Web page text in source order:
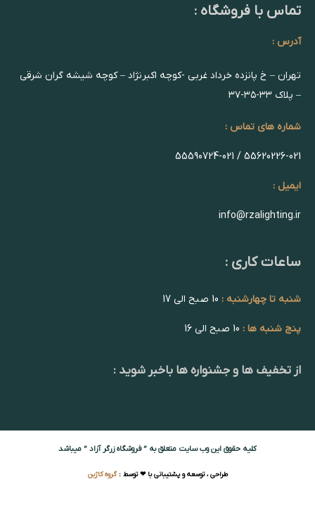
تماس با فروشگاه :
آدرس :
تهران – خ پانزده خرداد غربی -کوچه اکبرنژاد – کوچه شیشه گران شرقی
– پلاک ۳۳-۳۵-۳۷
شماره های تماس :
55620226-021 / 55590724-021
ایمیل :
info@rzalighting.ir
ساعات کاری :
شنبه تا چهارشنبه :
پنج شنبه ها :
از تخفیف ها و جشنواره ها باخبر شوید :
کلیه حقوق این وب سایت متعلق به ” فروشگاه زرگر آزاد ” میباشد
طراحی ، توسعه و پشتیبانی با ❤ توسط :گروه کاژین